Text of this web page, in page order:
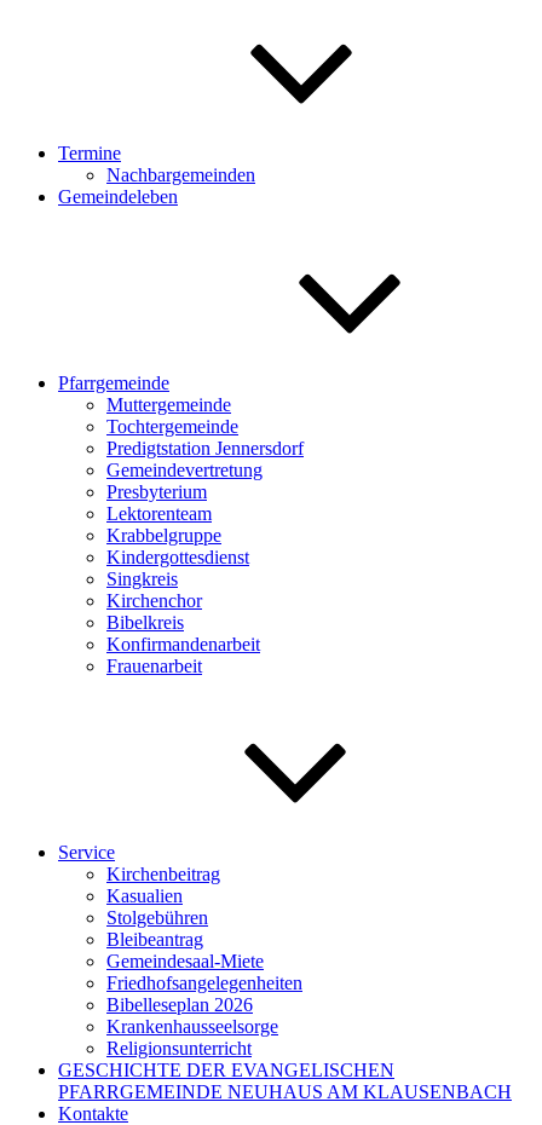
Termine
Nachbargemeinden
Gemeindeleben
Pfarrgemeinde
Muttergemeinde
Tochtergemeinde
Predigtstation Jennersdorf
Gemeindevertretung
Presbyterium
Lektorenteam
Krabbelgruppe
Kindergottesdienst
Singkreis
Kirchenchor
Bibelkreis
Konfirmandenarbeit
Frauenarbeit
Service
Kirchenbeitrag
Kasualien
Stolgebühren
Bleibeantrag
Gemeindesaal-Miete
Friedhofsangelegenheiten
Bibelleseplan 2026
Krankenhausseelsorge
Religionsunterricht
GESCHICHTE DER EVANGELISCHEN
PFARRGEMEINDE NEUHAUS AM KLAUSENBACH
Kontakte